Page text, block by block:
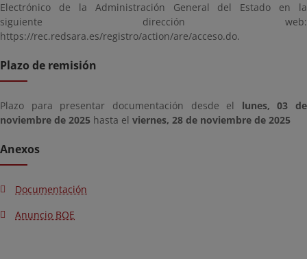
Electrónico de la Administración General del Estado en la
siguiente dirección web:
https://rec.redsara.es/registro/action/are/acceso.do.
Plazo de remisión
Plazo para presentar documentación desde el lunes, 03 de
noviembre de 2025 hasta el viernes, 28 de noviembre de 2025
Anexos
Documentación
Anuncio BOE